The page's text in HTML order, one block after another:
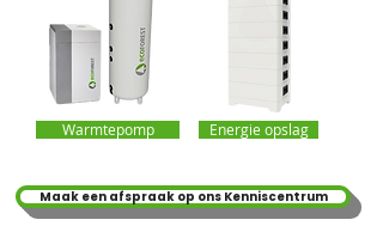
Warmtepomp Energie opslag
Maak een afspraak op ons Kenniscentrum